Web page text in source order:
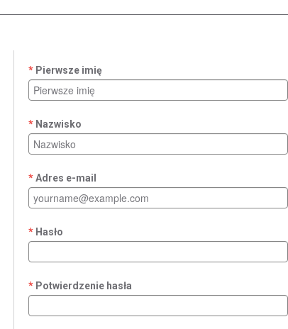
Pierwsze imię
Nazwisko
Adres e-mail
Hasło
Potwierdzenie hasła